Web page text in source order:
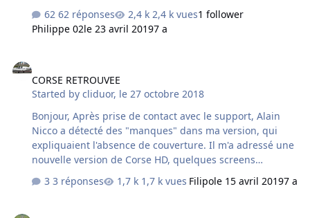
62 réponses 2,4 k vues1 follower
Philippe 02le 23 avril 20197 a
CORSE RETROUVEE
Started bycliduor, le 27 octobre 2018
Bonjour, Après prise de contact avec le support, Alain
Nicco a détecté des "manques" dans ma version, qui
expliquaient l'absence de couverture. Il m'a adressé une
nouvelle version de Corse HD, quelques screens
(effectivement rien à voir avec mon ancienne version).
Voilà merci à tous
3 réponses 1,7 k vues Filipole 15 avril 20197 a